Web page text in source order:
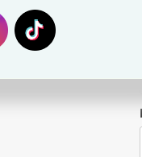
rrafshin intelektual